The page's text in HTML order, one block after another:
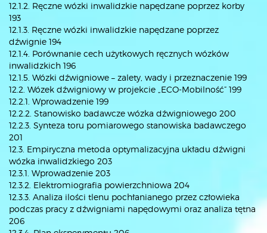
12.1.2. Ręczne wózki inwalidzkie napędzane poprzez korby
193
12.1.3. Ręczne wózki inwalidzkie napędzane poprzez
dźwignie 194
12.1.4. Porównanie cech użytkowych ręcznych wózków
inwalidzkich 196
12.1.5. Wózki dźwigniowe – zalety, wady i przeznaczenie 199
12.2. Wózek dźwigniowy w projekcie „ECO-Mobilność” 199
12.2.1. Wprowadzenie 199
12.2.2. Stanowisko badawcze wózka dźwigniowego 200
12.2.3. Synteza toru pomiarowego stanowiska badawczego
201
12.3. Empiryczna metoda optymalizacyjna układu dźwigni
wózka inwalidzkiego 203
12.3.1. Wprowadzenie 203
12.3.2. Elektromiografia powierzchniowa 204
12.3.3. Analiza ilości tlenu pochłanianego przez człowieka
podczas pracy z dźwigniami napędowymi oraz analiza tętna
206